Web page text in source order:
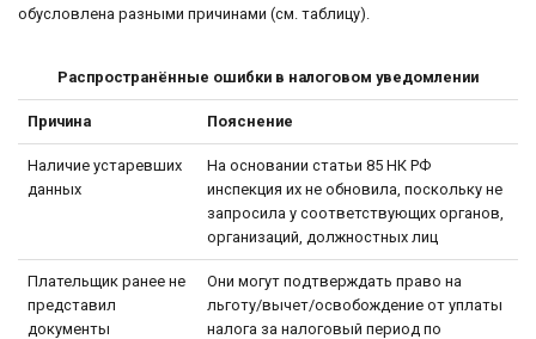
обусловлена разными причинами (см. таблицу).
Распространённые ошибки в налоговом уведомлении
Причина Пояснение
Наличие устаревших
данных
На основании статьи 85 НК РФ
инспекция их не обновила, поскольку не
запросила у соответствующих органов,
организаций, должностных лиц
Плательщик ранее не
представил
документы
Они могут подтверждать право на
льготу/вычет/освобождение от уплаты
налога за налоговый период по